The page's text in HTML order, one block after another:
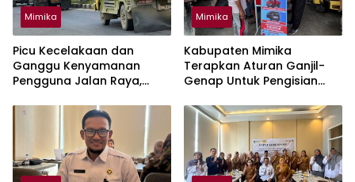
Mimika
Picu Kecelakaan dan
Ganggu Kenyamanan
Pengguna Jalan Raya,
Tutup Muatan Pakai Terpal
Mimika
Kabupaten Mimika
Terapkan Aturan Ganjil-
Genap Untuk Pengisian